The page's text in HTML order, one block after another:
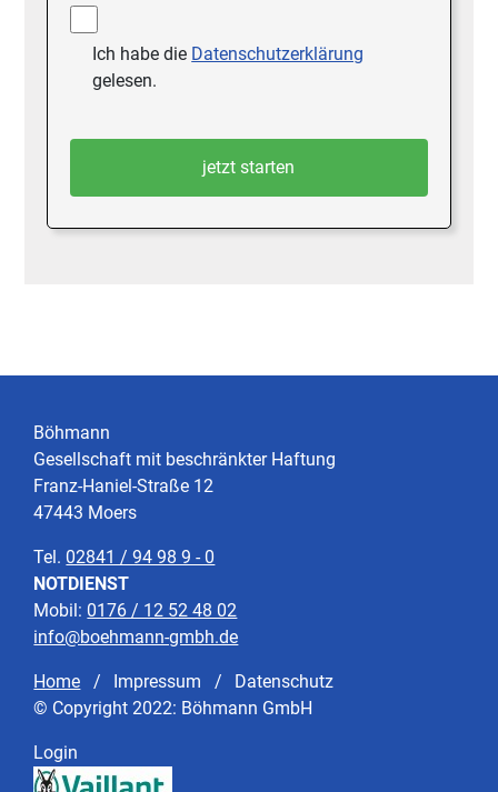
Ich habe die Datenschutzerklärung
gelesen.
Böhmann
Gesellschaft mit beschränkter Haftung
Franz-Haniel-Straße 12
47443 Moers
Tel. 02841 / 94 98 9 - 0
NOTDIENST
Mobil: 0176 / 12 52 48 02
info@boehmann-gmbh.de
Home Impressum
Datenschutz
© Copyright 2022: Böhmann GmbH
Login